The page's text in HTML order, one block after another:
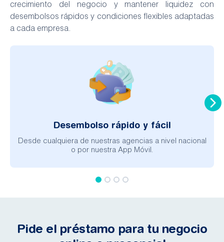
crecimiento del negocio y mantener liquidez con
desembolsos rápidos y condiciones flexibles adaptadas
a cada empresa.
Desembolso rápido y fácil​
Desde cualquiera de nuestras agencias a nivel nacional
o por nuestra App Móvil​.
Pide el préstamo para tu negocio